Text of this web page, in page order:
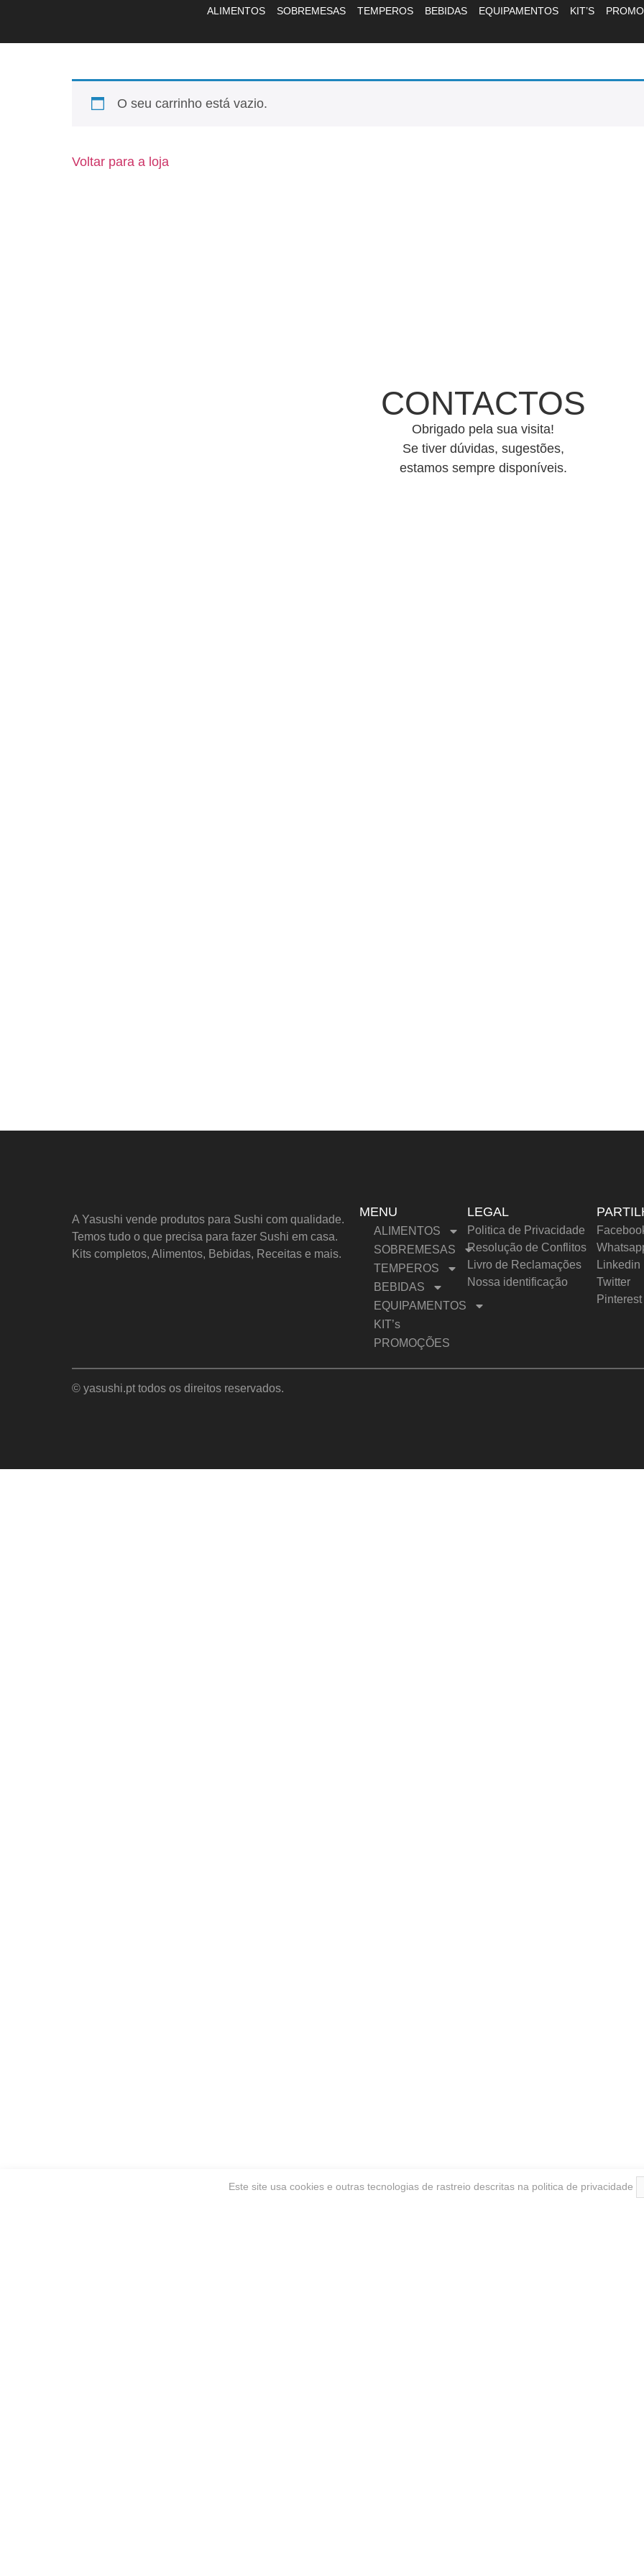
ALIMENTOS SOBREMESAS TEMPEROS BEBIDAS EQUIPAMENTOS KIT’S
O seu carrinho está vazio.
Voltar para a loja
CONTACTOS
Obrigado pela sua visita!
Se tiver dúvidas, sugestões,
estamos sempre disponíveis.
A Yasushi vende produtos para Sushi com qualidade.
Temos tudo o que precisa para fazer Sushi em casa.
Kits completos, Alimentos, Bebidas, Receitas e mais.
MENU
ALIMENTOS
SOBREMESAS
TEMPEROS
BEBIDAS
EQUIPAMENTOS
KIT’s
PROMOÇÕES
LEGAL
Politica de Privacidade
Resolução de Conflitos
Livro de Reclamações
Nossa identificação
Linkedin
Twitter
Pinterest
© yasushi.pt todos os direitos reservados.
Este site usa cookies e outras tecnologias de rastreio descritas na politica de privacidade